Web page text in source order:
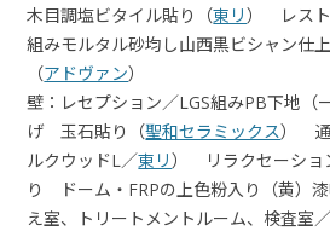
木目調塩ビタイル貼り（東リ） レスト
組みモルタル砂均し山西黒ビシャン仕
（アドヴァン）
壁：レセプション／LGS組みPB下地（
げ 玉石貼り（聖和セラミックス） 通
ルクウッドL／東リ） リラクセーショ
り ドーム・FRPの上色粉入り（黄）
え室、トリートメントルーム、検査室